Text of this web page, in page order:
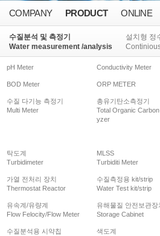
COMPANY PRODUCT ONLINE
수질분석 및 측정기
Water measurement /analysis
설치형 정
pH Meter Conductivity Meter
BOD Meter ORP METER
수질 다기능 측정기
Multi Meter
총유기탄소측정기
Total Organic Carbon
yzer
탁도계
Turbidimeter
MLSS
Turbiditi Meter
가열 전처리 장치
Thermostat Reactor
수질측정용 kit/strip
Water Test kit/strip
유속계/유량계
Flow Felocity/Flow Meter
유해물질 안전보관장
Storage Cabinet
수질분석용 시약칩
색도계